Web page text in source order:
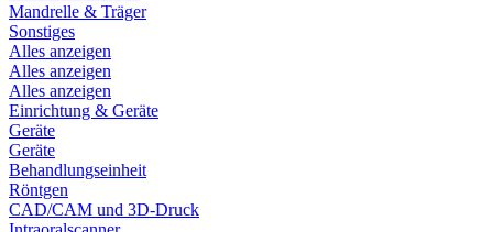
Mandrelle & Träger
Sonstiges
Alles anzeigen
Alles anzeigen
Alles anzeigen
Einrichtung & Geräte
Geräte
Geräte
Behandlungseinheit
Röntgen
CAD/CAM und 3D-Druck